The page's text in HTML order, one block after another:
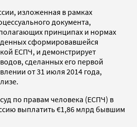
изложенная в рамках
документа,
принципах и нормах
сформировавшейся
ЕСПЧ, и демонстрирует
сделанных его первой
от 31 июля 2014 года,
по правам человека (ЕСПЧ) в
выплатить €1,86 млрд бывшим